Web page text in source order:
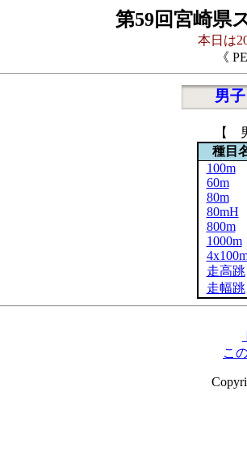
第59回宮崎県
本日は
《
男子
【
種目
100m
60m
80m
80mH
800m
1000m
走高跳
走幅跳
こ